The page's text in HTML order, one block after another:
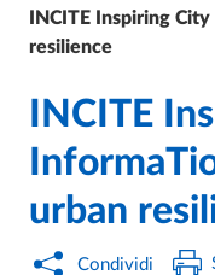
INCITE Inspiring
resilience
INCITE
urban
Condividi